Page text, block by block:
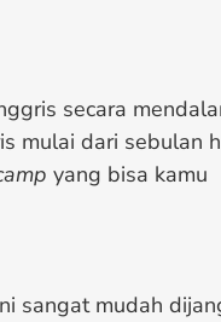
secara
mulai dari sebulan
yang bisa kamu
sangat mudah